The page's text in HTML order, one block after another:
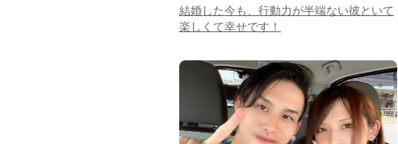
結婚した今も、行動力が半端ない彼といて
楽しくて幸せです！